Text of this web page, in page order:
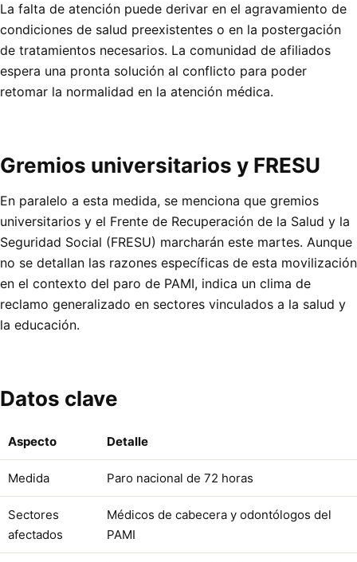
La falta de atención puede derivar en el agravamiento de
condiciones de salud preexistentes o en la postergación
de tratamientos necesarios. La comunidad de afiliados
espera una pronta solución al conflicto para poder
retomar la normalidad en la atención médica.
Gremios universitarios y FRESU
En paralelo a esta medida, se menciona que gremios
universitarios y el Frente de Recuperación de la Salud y la
Seguridad Social (FRESU) marcharán este martes. Aunque
no se detallan las razones específicas de esta movilización
en el contexto del paro de PAMI, indica un clima de
reclamo generalizado en sectores vinculados a la salud y
la educación.
Datos clave
Aspecto Detalle
Medida Paro nacional de 72 horas
Sectores
afectados
Médicos de cabecera y odontólogos del
PAMI